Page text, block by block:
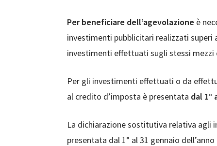
Per beneficiare dell’agevolazione è
investimenti pubblicitari realizzati superi
investimenti effettuati sugli stessi mezzi
Per gli investimenti effettuati o da
al credito d’imposta è presentata dal 1°
La dichiarazione sostitutiva relativa agli
presentata dal 1° al 31 gennaio dell’anno